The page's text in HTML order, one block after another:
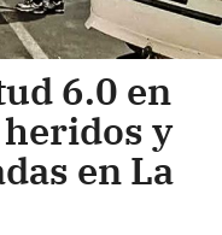
6.0 en
y
en La